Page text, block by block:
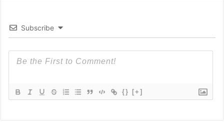
Subscribe
{} [+]